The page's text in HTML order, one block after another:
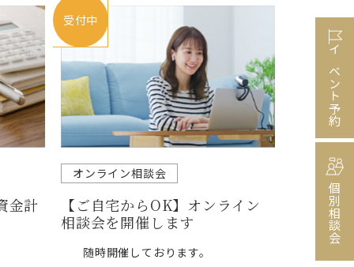
金計
受付中
オンライン相談会
【ご自宅からOK】オンライン
相談会を開催します
随時開催しております。
イベント予約
個別相談会